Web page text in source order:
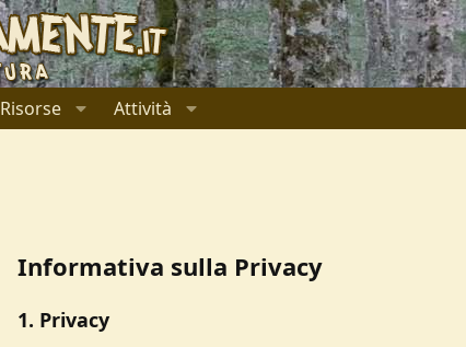
Risorse Attività
Informativa sulla Privacy
1. Privacy